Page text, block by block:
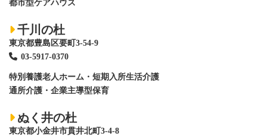
都市型ケアハウス
千川の杜
東京都豊島区要町3-54-9
03-5917-0370
特別養護老人ホーム ・短期入所生活介護
通所介護・企業主導型保育
ぬく井の杜
東京都小金井市貫井北町3-4-8